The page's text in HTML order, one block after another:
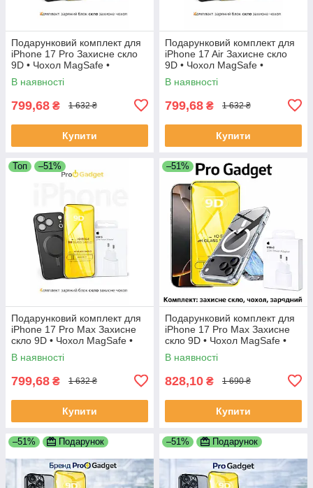
Подарунковий комплект для
iPhone 17 Pro Захисне скло
9D • Чохол MagSafe •
Зарядний блок
В наявності
799,68 ₴ 1 632 ₴
Купити
Подарунковий комплект для
iPhone 17 Air Захисне скло
9D • Чохол MagSafe •
Зарядний блок
В наявності
799,68 ₴ 1 632 ₴
Купити
Топ –51%
Подарунковий комплект для
iPhone 17 Pro Max Захисне
скло 9D • Чохол MagSafe •
Зарядний блок
В наявності
799,68 ₴ 1 632 ₴
Купити
–51%
Подарунковий комплект для
iPhone 17 Pro Max Захисне
скло 9D • Чохол MagSafe •
Зарядний блок
В наявності
828,10 ₴ 1 690 ₴
Купити
–51% Подарунок –51% Подарунок